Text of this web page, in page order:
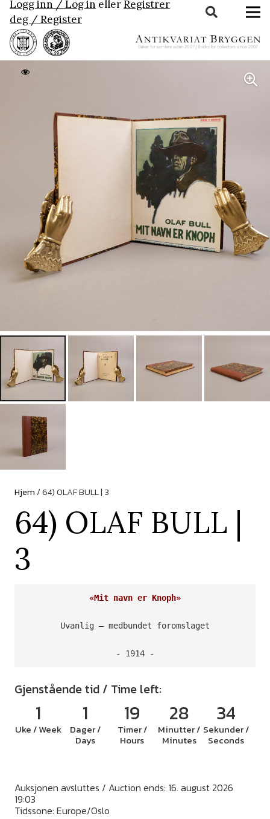
Logg inn / Log in ellerRegistrer
deg / Register
Hjem/ 64) OLAF BULL | 3
64) OLAF BULL |
3
«Mit navn er Knoph»
Uvanlig – medbundet foromslaget
- 1914 -
Gjenstående tid / Time left:
1
Uke / Week
1
Dager /
Days
19
Timer /
Hours
28
Minutter /
Minutes
33
Sekunder /
Seconds
Auksjonen avsluttes / Auction ends: 16. august 2026
19:03
Tidssone: Europe/Oslo